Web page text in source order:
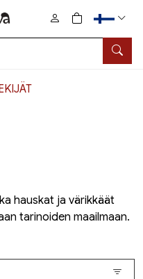
Hae
0
tuotetta
hauskat ja värikkäät
tarinoiden maailmaan.